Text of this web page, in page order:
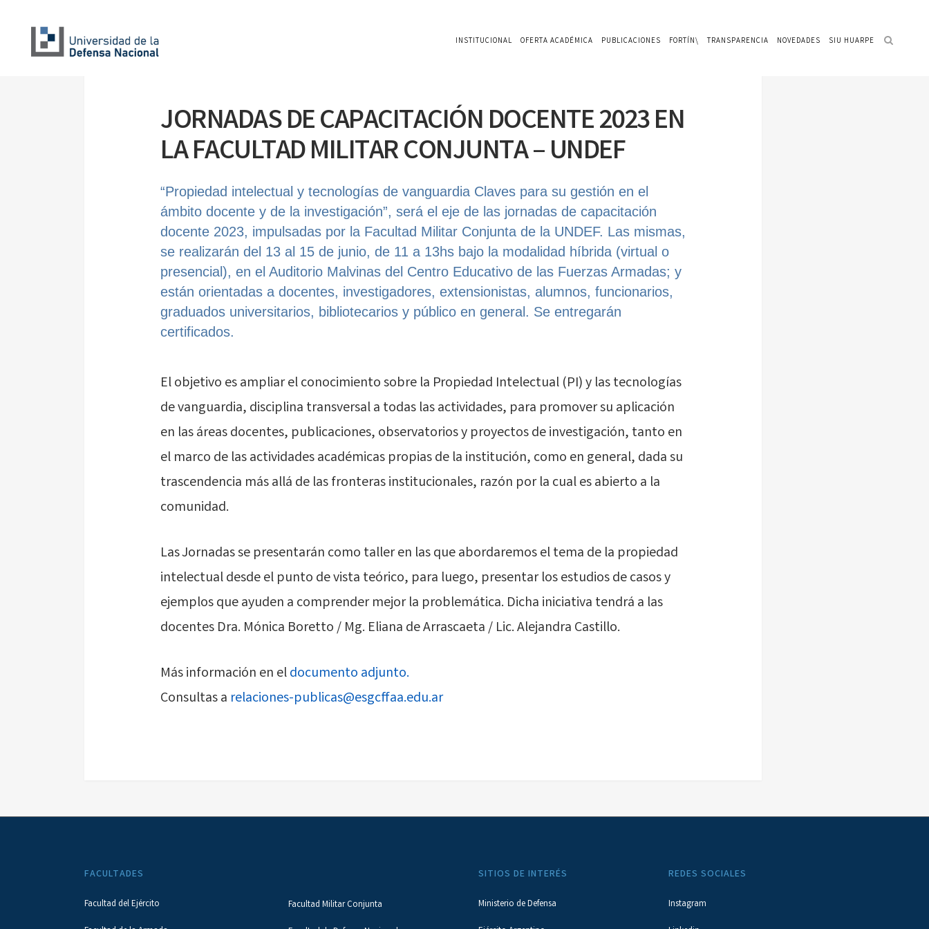
INSTITUCIONAL OFERTA ACADÉMICA PUBLICACIONES FORTÍN\ TRANSPARENCIA NOVEDADES SIU HUARPE
JORNADAS DE CAPACITACIÓN DOCENTE 2023 EN
LA FACULTAD MILITAR CONJUNTA – UNDEF
“Propiedad intelectual y tecnologías de vanguardia Claves para su gestión en el
ámbito docente y de la investigación”, será el eje de las jornadas de capacitación
docente 2023, impulsadas por la Facultad Militar Conjunta de la UNDEF. Las mismas,
se realizarán del 13 al 15 de junio, de 11 a 13hs bajo la modalidad híbrida (virtual o
presencial), en el Auditorio Malvinas del Centro Educativo de las Fuerzas Armadas; y
están orientadas a docentes, investigadores, extensionistas, alumnos, funcionarios,
graduados universitarios, bibliotecarios y público en general. Se entregarán
certificados.
El objetivo es ampliar el conocimiento sobre la Propiedad Intelectual (PI) y las tecnologías
de vanguardia, disciplina transversal a todas las actividades, para promover su aplicación
en las áreas docentes, publicaciones, observatorios y proyectos de investigación, tanto en
el marco de las actividades académicas propias de la institución, como en general, dada su
trascendencia más allá de las fronteras institucionales, razón por la cual es abierto a la
comunidad.
Las Jornadas se presentarán como taller en las que abordaremos el tema de la propiedad
intelectual desde el punto de vista teórico, para luego, presentar los estudios de casos y
ejemplos que ayuden a comprender mejor la problemática. Dicha iniciativa tendrá a las
docentes Dra. Mónica Boretto / Mg. Eliana de Arrascaeta / Lic. Alejandra Castillo.
Más información en eldocumento adjunto.
Consultas a relaciones-publicas@esgcffaa.edu.ar
FACULTADES
Facultad del Ejército Facultad Militar Conjunta
SITIOS DE INTERÉS
Ministerio de Defensa
REDES SOCIALES
Instagram